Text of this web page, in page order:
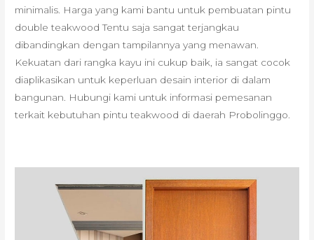
minimalis. Harga yang kami bantu untuk pembuatan pintu
double teakwood Tentu saja sangat terjangkau
dibandingkan dengan tampilannya yang menawan.
Kekuatan dari rangka kayu ini cukup baik, ia sangat cocok
diaplikasikan untuk keperluan desain interior di dalam
bangunan. Hubungi kami untuk informasi pemesanan
terkait kebutuhan pintu teakwood di daerah Probolinggo.